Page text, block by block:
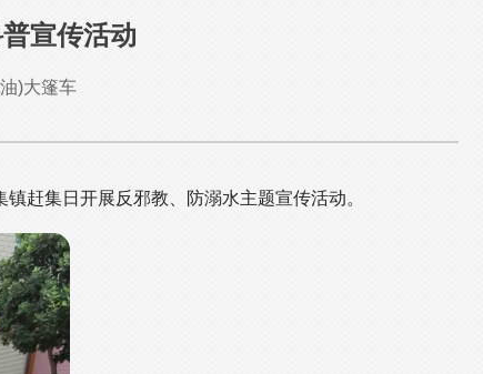
宣传活动
)大篷车
赶集日开展反邪教、防溺水主题宣传活动。